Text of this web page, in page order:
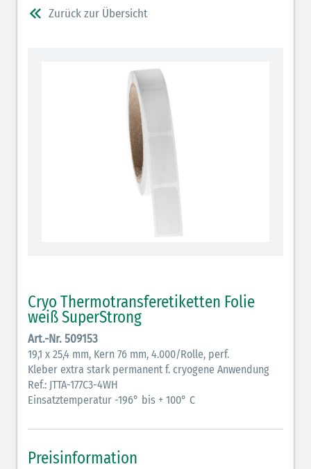
Cryo-Etiketten Frostüberklebung
Cryo-Etiketten Metallbeklebung
Cryo-Etiketten IVF Halme
Cryo Sicherheits-/Verschlußetiketten
Cryo Etiketten automatische Etikettenspender
Zurück zur Übersicht
Cryo Thermotransferetiketten Folie
weiß SuperStrong
Art.-Nr. 509153
19,1 x 25,4 mm, Kern 76 mm, 4.000/Rolle, perf.
Kleber extra stark permanent f. cryogene Anwendung
Ref.: JTTA-177C3-4WH
Einsatztemperatur -196° bis + 100° C
Preisinformation